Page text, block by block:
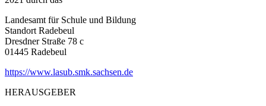
Landesamt für Schule und Bildung
Standort Radebeul
Dresdner Straße 78 c
01445 Radebeul
https://www.lasub.smk.sachsen.de
HERAUSGEBER